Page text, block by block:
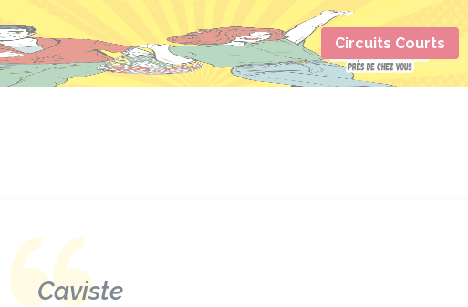
Circuits Courts
Caviste